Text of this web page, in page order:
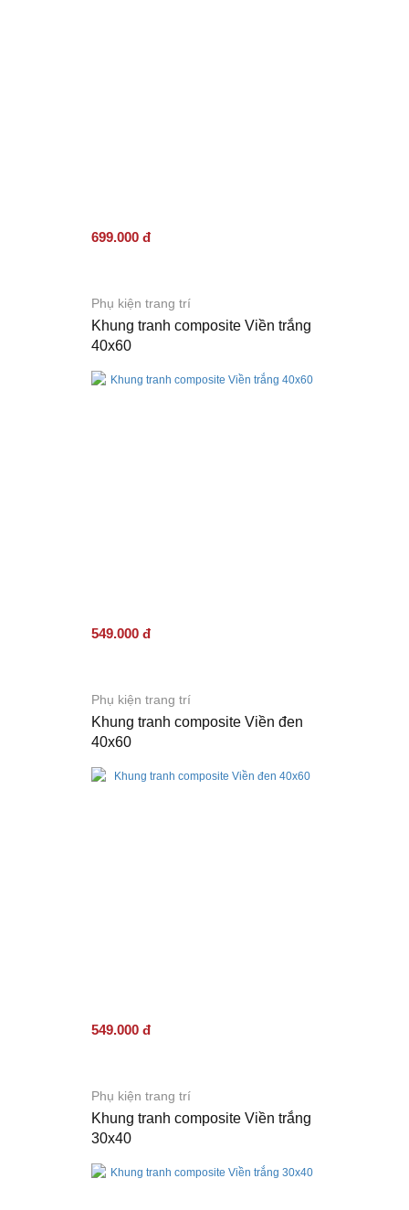
699.000 đ
Phụ kiện trang trí
Khung tranh composite Viền trắng
40x60
549.000 đ
Phụ kiện trang trí
Khung tranh composite Viền đen
40x60
549.000 đ
Phụ kiện trang trí
Khung tranh composite Viền trắng
30x40